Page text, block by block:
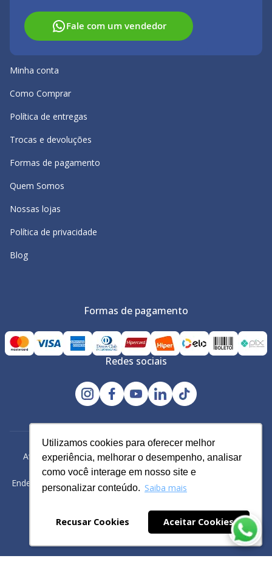
Utilizamos cookies para oferecer melhor
experiência, melhorar o desempenho, analisar
como você interage em nosso site e
personalizar conteúdo. Saiba mais
Recusar Cookies Aceitar Cookies
Utilizamos cookies para oferecer melhor
experiência, melhorar o desempenho, analisar
como você interage em nosso site e
personalizar conteúdo. Saiba mais
Recusar Cookies Aceitar Cookies
Fale com um vendedor
Minha conta
Como Comprar
Política de entregas
Trocas e devoluções
Formas de pagamento
Quem Somos
Nossas lojas
Política de privacidade
Blog
Formas de pagamento
Redes sociais
Avacy Distribuidora e Comércio de Calçados Ltda | CNPJ:
61.234.829/0001-43
Endereço: Rua Gomes Cardim, 235, Bairro: Brás, São Paulo -SP